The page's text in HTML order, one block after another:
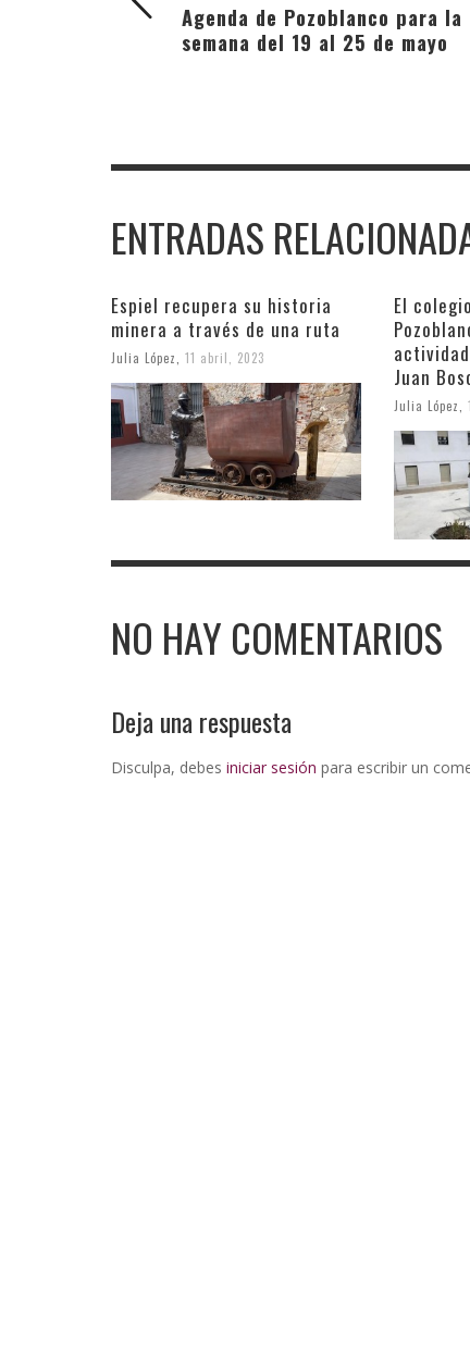
Agenda de Pozoblanco para la
semana del 19 al 25 de mayo
ENTRADAS
Espiel recupera su historia
minera a través de una ruta
Julia López 11 abril, 2023
El
Juan
Julia López
NO HAY COMENTARIOS
Deja una respuesta
Disculpa, debes iniciar sesión para escribir un